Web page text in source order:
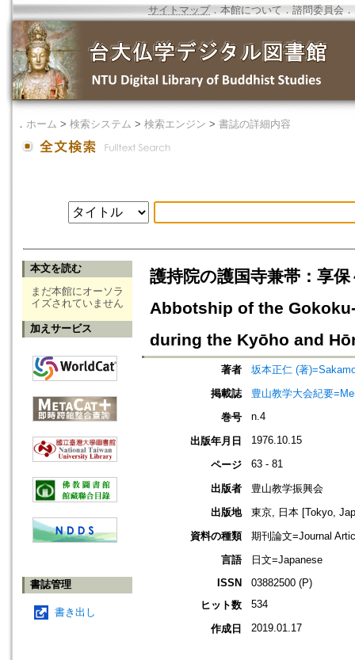
サイトマップ．本館について ． 諮問委員会 ．
． ホーム > 検索システム > 検索エンジン > 書誌の詳細内容
本文を読む
まだ本館にオーソラ
イズされていません
加えサービス
書誌管理
書き出し
護持院の護国寺兼帯：享
Abbotship of the
during the Kyōho and
著者
坂本正仁 (著
掲載誌
豊山教学大会紀要
巻号
n.4
出版年月日 1976.10.15
ページ 63 - 81
出版者
豊山教学振興会
出版地
東京, 日本 [Tokyo,
資料の種類
期刊論文=Journal
言語
日文=Japanese
ISSN
03882500 (P)
ヒット数
534
作成日 2019.01.17